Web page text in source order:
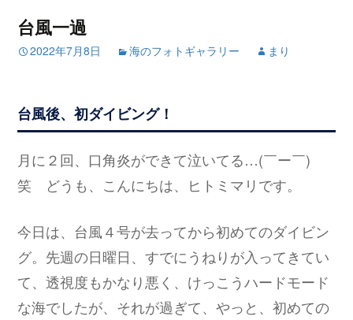
台風一過
2022年7月8日 海のフォトギャラリー まり
台風後、初ダイビング！
月に２回、口角炎ができて泣いてる…(￣ー￣)
笑 どうも、こんにちは、ヒトミマリです。
今日は、台風４号が去ってから初めてのダイビン
グ。先週の日曜日、すでにうねりが入ってきてい
て、透視度もかなり悪く、けっこうハードモード
な海でしたが、それが過ぎて、やっと、初めての